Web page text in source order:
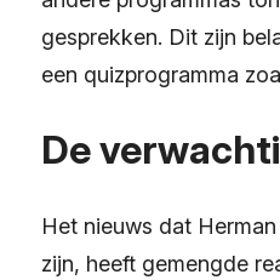
gesprekken. Dit zijn
een quizprogramma
De
Het nieuws dat
zijn, heeft gemengde